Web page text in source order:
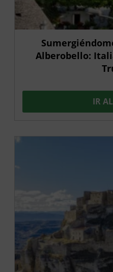
Alberobello:
IR